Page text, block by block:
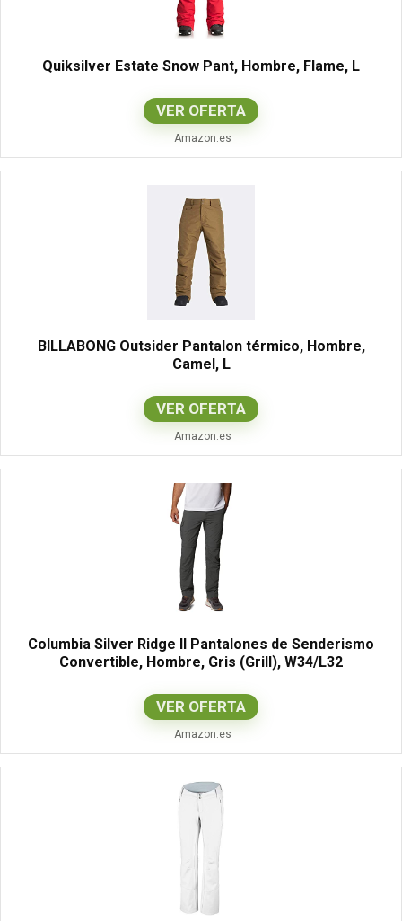
Quiksilver Estate Snow Pant, Hombre, Flame, L
VER OFERTA
Amazon.es
BILLABONG Outsider Pantalon térmico, Hombre,
Camel, L
VER OFERTA
Amazon.es
Columbia Silver Ridge II Pantalones de Senderismo
Convertible, Hombre, Gris (Grill), W34/L32
VER OFERTA
Amazon.es